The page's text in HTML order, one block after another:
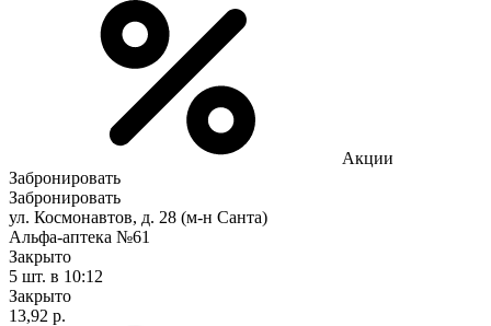
Акции
Забронировать
Забронировать
ул. Космонавтов, д. 28 (м-н Санта)
Альфа-аптека №61
Закрыто
5 шт. в 10:12
Закрыто
13,92 р.